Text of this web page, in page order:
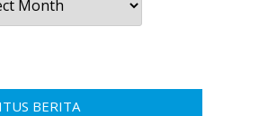
BERITA